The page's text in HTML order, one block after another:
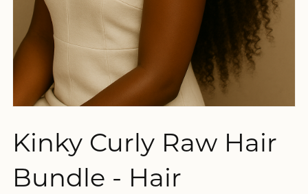
Kinky Curly Raw Hair
Bundle - Hair